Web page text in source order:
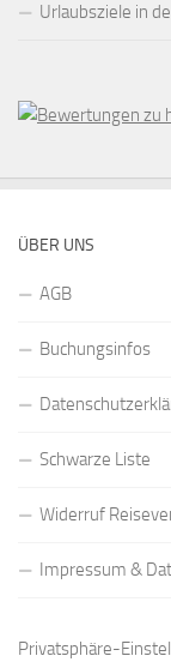
Urlaubsziele in
ÜBER UNS
AGB
Buchungsinfos
Schwarze Liste
Widerruf
Impressum &
Privatsphäre-